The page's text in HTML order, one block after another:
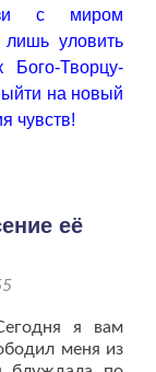
с миром
уловить
Творцу-
на новый
чувств!
её
я вам
меня из